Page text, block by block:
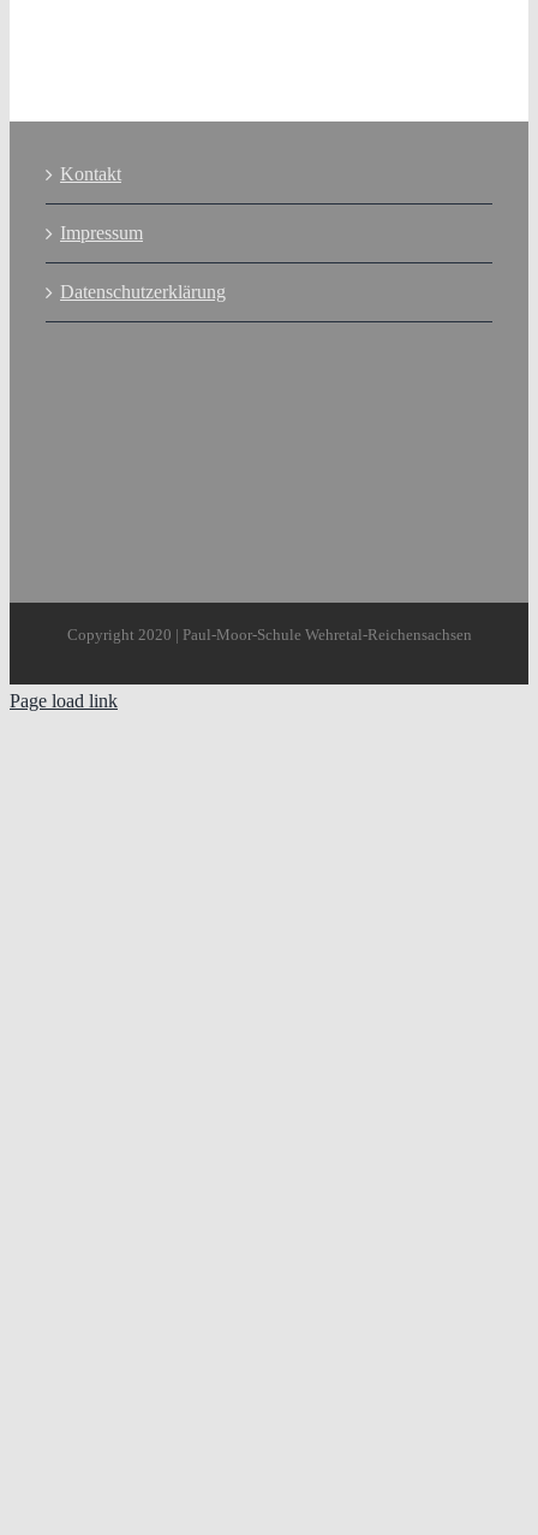
Kontakt
Impressum
Datenschutzerklärung
Copyright 2020 | Paul-Moor-Schule Wehretal-Reichensachsen
Page load link